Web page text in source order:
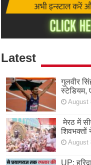
Latest
गुलवीर
स्टेडियम,
August
मेरठ में
शिवभक्तों
August
UP: